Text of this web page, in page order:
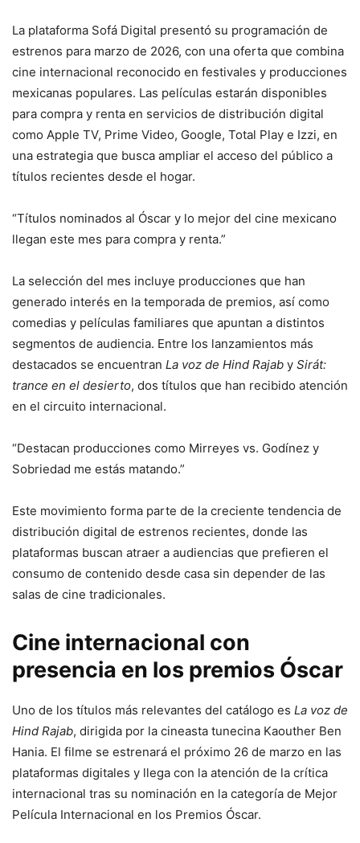
La plataforma Sofá Digital presentó su programación de
estrenos para marzo de 2026, con una oferta que combina
cine internacional reconocido en festivales y producciones
mexicanas populares. Las películas estarán disponibles
para compra y renta en servicios de distribución digital
como Apple TV, Prime Video, Google, Total Play e Izzi, en
una estrategia que busca ampliar el acceso del público a
títulos recientes desde el hogar.
“Títulos nominados al Óscar y lo mejor del cine mexicano
llegan este mes para compra y renta.”
La selección del mes incluye producciones que han
generado interés en la temporada de premios, así como
comedias y películas familiares que apuntan a distintos
segmentos de audiencia. Entre los lanzamientos más
destacados se encuentran La voz de Hind Rajab y Sirát:
trance en el desierto, dos títulos que han recibido atención
en el circuito internacional.
“Destacan producciones como Mirreyes vs. Godínez y
Sobriedad me estás matando.”
Este movimiento forma parte de la creciente tendencia de
distribución digital de estrenos recientes, donde las
plataformas buscan atraer a audiencias que prefieren el
consumo de contenido desde casa sin depender de las
salas de cine tradicionales.
Cine internacional con
presencia en los premios Óscar
Uno de los títulos más relevantes del catálogo es La voz de
Hind Rajab, dirigida por la cineasta tunecina Kaouther Ben
Hania. El filme se estrenará el próximo 26 de marzo en las
plataformas digitales y llega con la atención de la crítica
internacional tras su nominación en la categoría de Mejor
Película Internacional en los Premios Óscar.